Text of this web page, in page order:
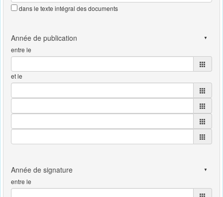
dans le texte intégral des documents
entre le
et le
entre le